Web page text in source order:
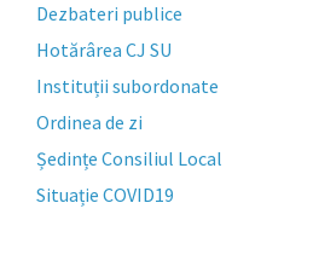
Dezbateri publice
Hotărârea CJ SU
Instituții subordonate
Ordinea de zi
Ședințe Consiliul Local
Situație COVID19